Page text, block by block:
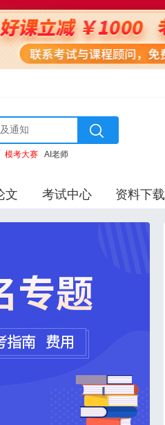
模考大赛 AI老师
文 考试中心 资料下载